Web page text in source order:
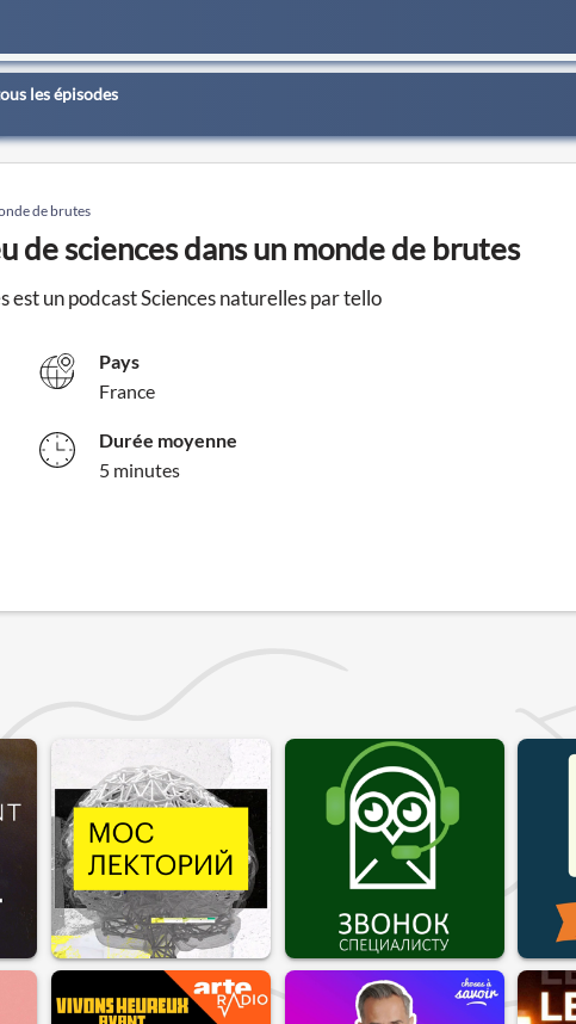
les épisodes
de brutes
de sciences dans un monde de brutes
est un podcast Sciences naturelles par tello
Pays
France
Durée moyenne
5 minutes